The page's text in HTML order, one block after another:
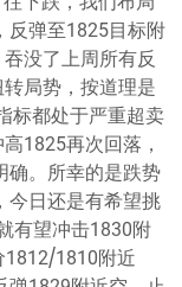
反弹至1825目标附
没了上周所有反
局势，按道理是
标都处于严重超卖
1825再次回落，
确。所幸的是跌势
今日还是有希望挑
有望冲击1830附
1810附近